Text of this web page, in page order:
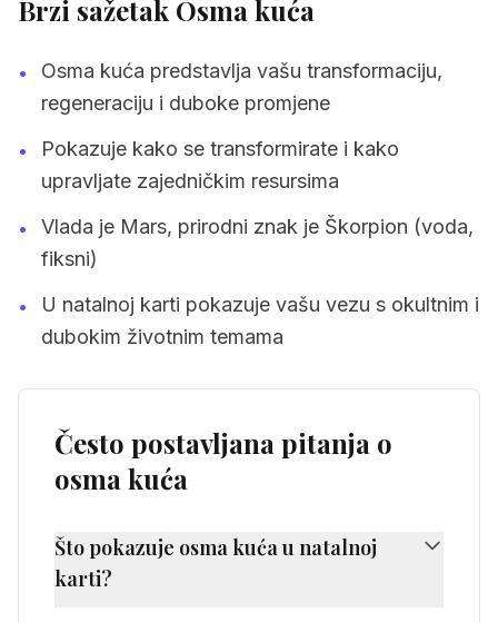
Brzi sažetak Osma kuća
•
Osma kuća predstavlja vašu transformaciju,
regeneraciju i duboke promjene
•
Pokazuje kako se transformirate i kako
upravljate zajedničkim resursima
•
Vlada je Mars, prirodni znak je Škorpion (voda,
fiksni)
•
U natalnoj karti pokazuje vašu vezu s okultnim i
dubokim životnim temama
Često postavljana pitanja o
osma kuća
Što pokazuje osma kuća u natalnoj
karti?